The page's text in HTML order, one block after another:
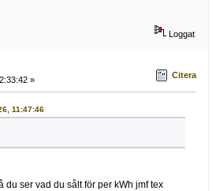
Loggat
» Citera
11:47:46
du ser vad du sålt för per kWh jmf tex